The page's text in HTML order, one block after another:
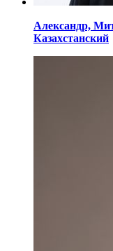
Александр,
Казахстанский